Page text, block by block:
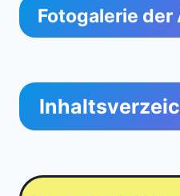
Fotogalerie